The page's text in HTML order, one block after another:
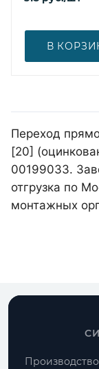
В
Переход
[20]
00199033.
отгрузка по
монтажных